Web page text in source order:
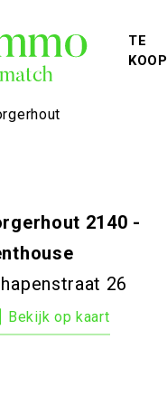
TE
KOOP
2140 -
26
Bekijk op kaart